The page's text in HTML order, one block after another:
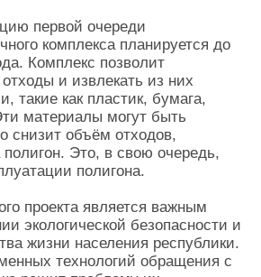
первой очереди
комплекса планируется до
Комплекс позволит
и извлекать из них
такие как пластик, бумага,
материалы могут быть
снизит объём отходов,
Это, в свою очередь,
полигона.
проекта является важным
экологической безопасности и
жизни населения республики.
технологий обращения с